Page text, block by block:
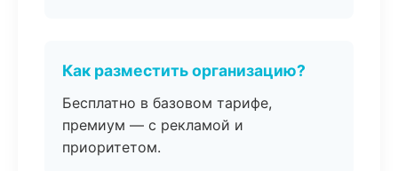
Как разместить организацию?
Бесплатно в базовом тарифе,
премиум — с рекламой и
приоритетом.